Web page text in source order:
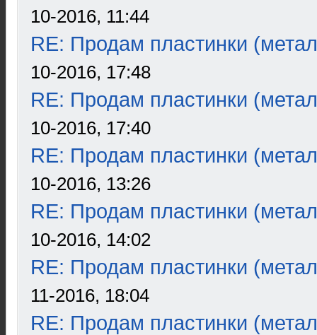
10-2016, 11:44
RE: Продам пластинки
10-2016, 17:48
RE: Продам пластинки
10-2016, 17:40
RE: Продам пластинки
10-2016, 13:26
RE: Продам пластинки
10-2016, 14:02
RE: Продам пластинки
11-2016, 18:04
RE: Продам пластинки